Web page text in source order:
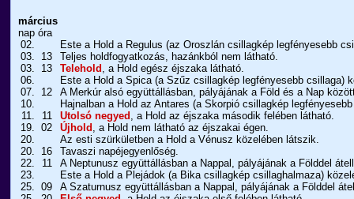
március
nap óra
02.
Este a Hold a Regulus (az Oroszlán csillagkép legfényesebb
03.
13
Teljes holdfogyatkozás, hazánkból nem látható.
03.
13 Telehold , a Hold egész éjszaka látható.
06.
Este a Hold a Spica (a Szűz csillagkép legfényesebb csillaga)
07.
12
A Merkúr alsó együttállásban, pályájának a Föld és a Nap
10.
Hajnalban a Hold az Antares (a Skorpió csillagkép
11.
11 Utolsó negyed , a Hold az éjszaka második felében látható.
19.
02 Újhold , a Hold nem látható az éjszakai égen.
20.
Az esti szürkületben a Hold a Vénusz közelében látszik.
20.
16
Tavaszi napéjegyenlőség.
22.
11
A Neptunusz együttállásban a Nappal, pályájának a Földdel
23.
Este a Hold a Plejádok (a Bika csillagkép csillaghalmaza)
25.
09
A Szaturnusz együttállásban a Nappal, pályájának a Földdel